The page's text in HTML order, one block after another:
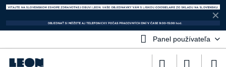
✕
Panel používateľa